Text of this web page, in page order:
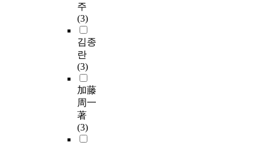
주
(3)
김종
란
(3)
加藤
周一
著
(3)